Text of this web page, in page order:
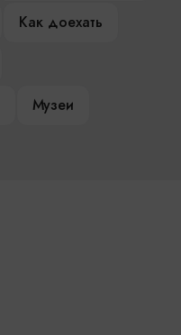
Как доехать
Музеи